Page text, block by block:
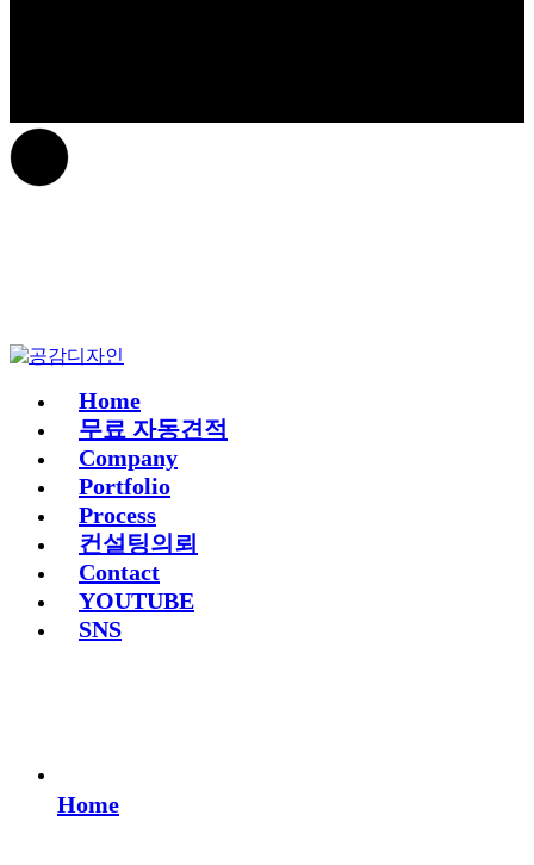
Home
무료 자동견적
Company
Portfolio
Process
컨설팅의뢰
Contact
YOUTUBE
SNS
Home